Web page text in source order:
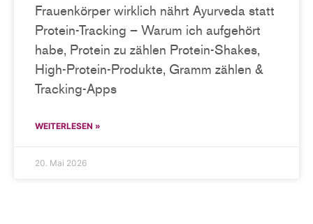
Frauenkörper wirklich nährt Ayurveda statt
Protein-Tracking – Warum ich aufgehört
habe, Protein zu zählen Protein-Shakes,
High-Protein-Produkte, Gramm zählen &
Tracking-Apps
WEITERLESEN »
20. Mai 2026